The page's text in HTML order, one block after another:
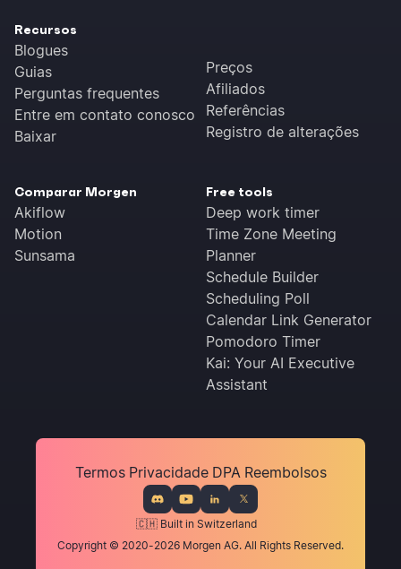
Recursos
Blogues
Guias
Perguntas frequentes
Entre em contato conosco
Baixar
Preços
Afiliados
Referências
Registro de alterações
Comparar Morgen
Akiflow
Motion
Sunsama
Free tools
Deep work timer
Time Zone Meeting
Planner
Schedule Builder
Scheduling Poll
Calendar Link Generator
Pomodoro Timer
Kai: Your AI Executive
Assistant
🇨🇭 Built in Switzerland
Copyright © 2020-2026 Morgen AG. All Rights Reserved.
Termos Privacidade DPA Reembolsos